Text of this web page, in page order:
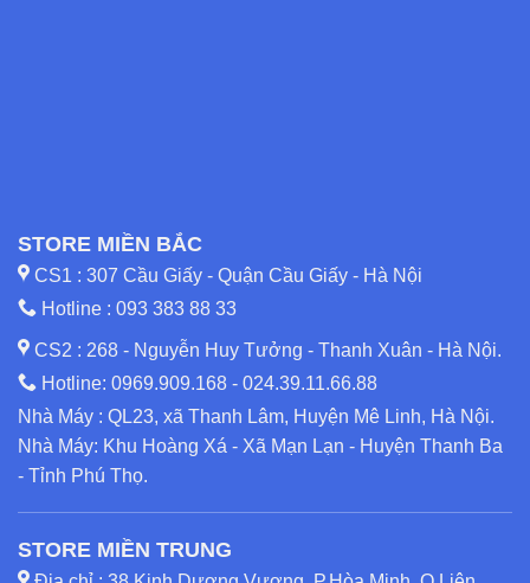
STORE MIỀN BẮC
CS1 : 307 Cầu Giấy - Quận Cầu Giấy - Hà Nội
Hotline : 093 383 88 33
CS2 : 268 - Nguyễn Huy Tưởng - Thanh Xuân - Hà Nội.
Hotline: 0969.909.168 - 024.39.11.66.88
Nhà Máy : QL23, xã Thanh Lâm, Huyện Mê Linh, Hà Nội.
Nhà Máy: Khu Hoàng Xá - Xã Mạn Lạn - Huyện Thanh Ba
- Tỉnh Phú Thọ.
STORE MIỀN TRUNG